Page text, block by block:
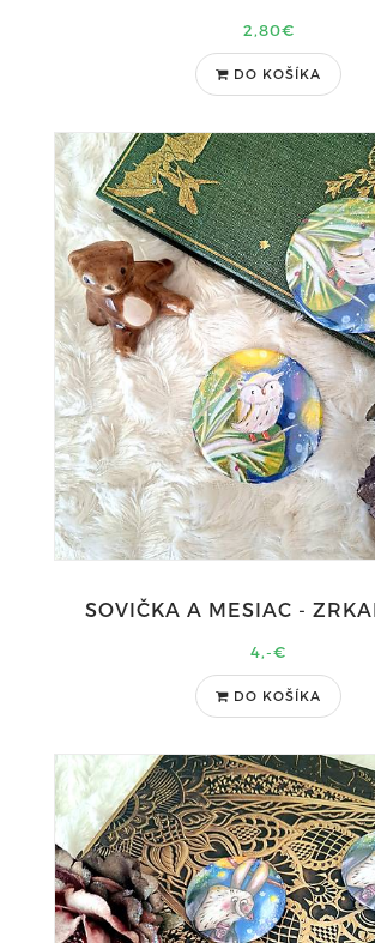
2,80€
DO KOŠÍKA
SOVIČKA A MESIAC -
4,-€
DO KOŠÍKA